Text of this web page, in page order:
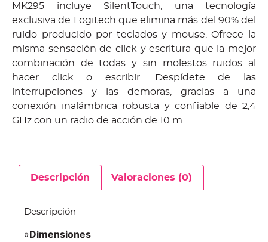
MK295 incluye SilentTouch, una tecnología
exclusiva de Logitech que elimina más del 90% del
ruido producido por teclados y mouse. Ofrece la
misma sensación de click y escritura que la mejor
combinación de todas y sin molestos ruidos al
hacer click o escribir. Despídete de las
interrupciones y las demoras, gracias a una
conexión inalámbrica robusta y confiable de 2,4
GHz con un radio de acción de 10 m.
Descripción Valoraciones (0)
Descripción
»Dimensiones